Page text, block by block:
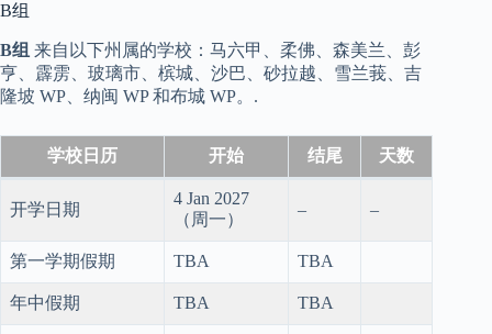
B组
B组 来自以下州属的学校：马六甲、柔佛、森美兰、彭
亨、霹雳、玻璃市、槟城、沙巴、砂拉越、雪兰莪、吉
隆坡 WP、纳闽 WP 和布城 WP。.
学校日历 开始 结尾 天数
开学日期
4 Jan 2027
（周一）
– –
第一学期假期 TBA TBA
年中假期 TBA TBA